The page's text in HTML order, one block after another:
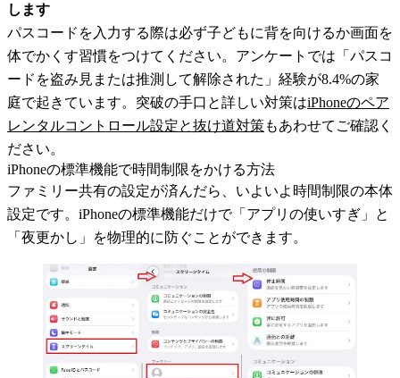
します
パスコードを入力する際は必ず子どもに背を向けるか画面を
体でかくす習慣をつけてください。アンケートでは「パスコ
ードを盗み見または推測して解除された」経験が8.4%の家
庭で起きています。突破の手口と詳しい対策はiPhoneのペア
レンタルコントロール設定と抜け道対策もあわせてご確認く
ださい。
iPhoneの標準機能で時間制限をかける方法
ファミリー共有の設定が済んだら、いよいよ時間制限の本体
設定です。iPhoneの標準機能だけで「アプリの使いすぎ」と
「夜更かし」を物理的に防ぐことができます。